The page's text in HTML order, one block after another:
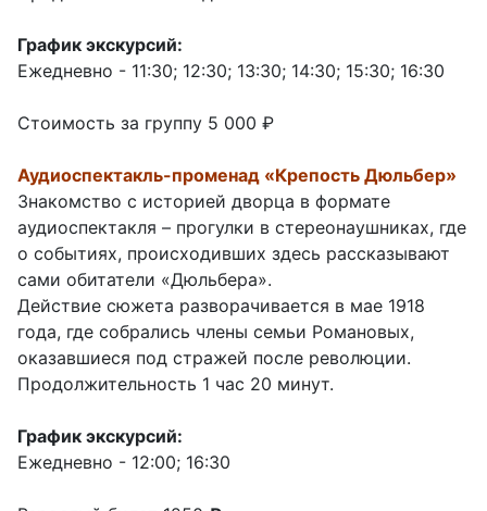
График экскурсий:
Ежедневно - 11:30; 12:30; 13:30; 14:30; 15:30; 16:30
Стоимость за группу 5 000 ₽
Аудиоспектакль-променад «Крепость Дюльбер»
Знакомство с историей дворца в формате
аудиоспектакля – прогулки в стереонаушниках, где
о событиях, происходивших здесь рассказывают
сами обитатели «Дюльбера».
Действие сюжета разворачивается в мае 1918
года, где собрались члены семьи Романовых,
оказавшиеся под стражей после революции.
Продолжительность 1 час 20 минут.
График экскурсий:
Ежедневно - 12:00; 16:30